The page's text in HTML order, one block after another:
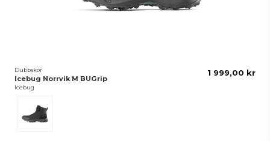
Dubbskor
Icebug Norrvik M BUGrip
Icebug
1 999,00 kr